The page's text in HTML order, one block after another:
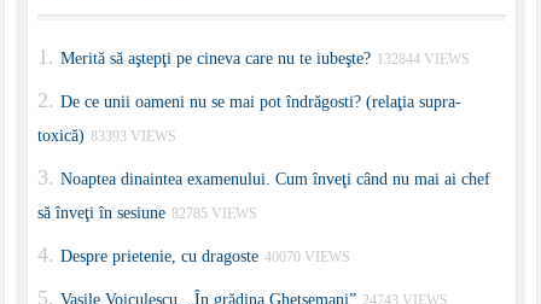
Merită să aştepţi pe cineva care nu te iubeşte? 132844 VIEWS
De ce unii oameni nu se mai pot îndrăgosti? (relaţia supra-
toxică) 83393 VIEWS
Noaptea dinaintea examenului. Cum înveţi când nu mai ai chef
să înveţi în sesiune 82785 VIEWS
Despre prietenie, cu dragoste 40070 VIEWS
Vasile Voiculescu, „În grădina Ghetsemani”